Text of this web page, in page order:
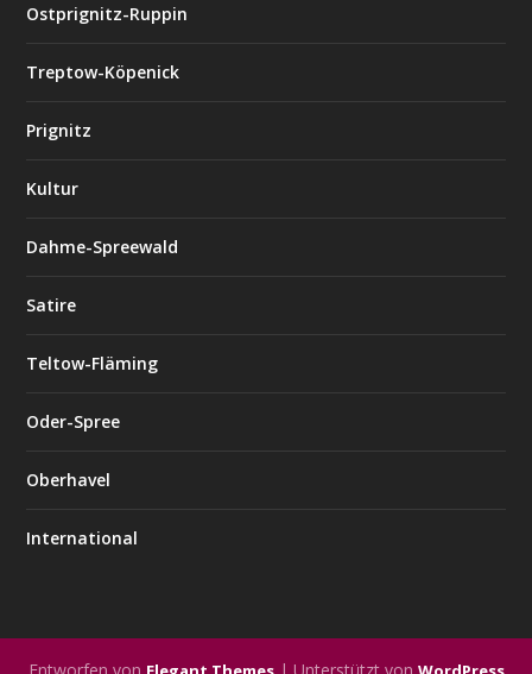
Ostprignitz-Ruppin
Treptow-Köpenick
Prignitz
Kultur
Dahme-Spreewald
Satire
Teltow-Fläming
Oder-Spree
Oberhavel
International